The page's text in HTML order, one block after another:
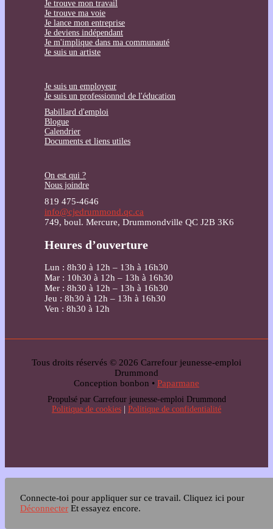
Je trouve mon travail
Je trouve ma voie
Je lance mon entreprise
Je deviens indépendant
Je m'implique dans ma communauté
Je suis un artiste
Je suis un employeur
Je suis un professionnel de l'éducation
Babillard d'emploi
Blogue
Calendrier
Documents et liens utiles
On est qui ?
Nous joindre
819 475-4646
info@cjedrummond.qc.ca
749, boul. Mercure, Drummondville QC J2B 3K6
Heures d’ouverture
Lun : 8h30 à 12h – 13h à 16h30
Mar : 10h30 à 12h – 13h à 16h30
Mer : 8h30 à 12h – 13h à 16h30
Jeu : 8h30 à 12h – 13h à 16h30
Ven : 8h30 à 12h
Tous droits réservés © 2026 Carrefour jeunesse-emploi
Drummond
Conception bonbon • Paparmane
Propulsé par Carrefour jeunesse-emploi Drummond
Politique de cookies | Politique de confidentialité
Connecte-toi pour appliquer sur ce travail. Cliquez ici pour
Déconnecter Et essayez encore.